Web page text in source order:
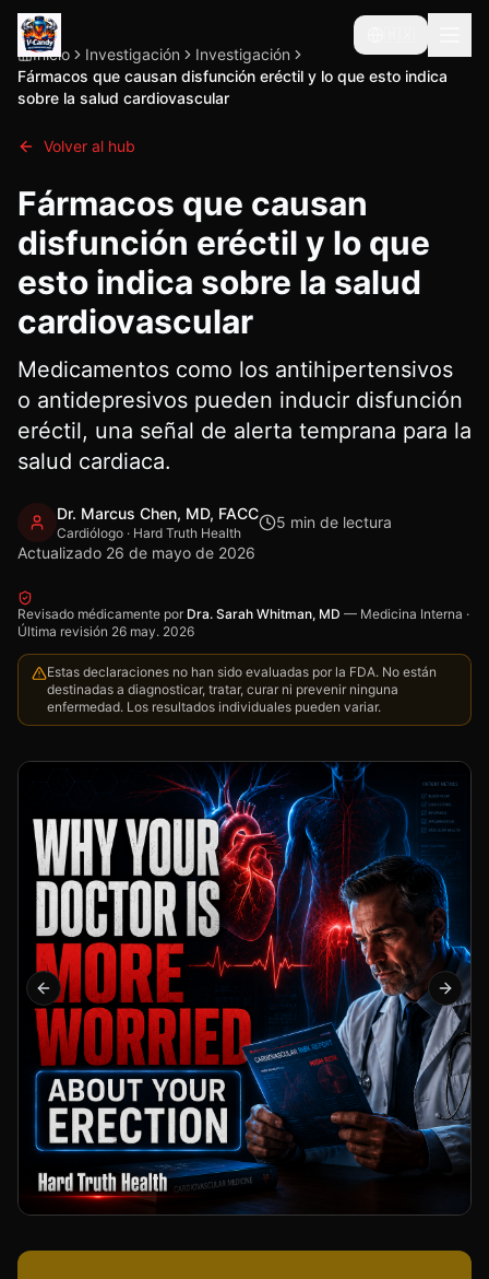
Inicio
Investigación
Investigación
Fármacos que causan disfunción eréctil y lo que esto indica
sobre la salud cardiovascular
Volver al hub
Fármacos que causan
disfunción eréctil y lo que
esto indica sobre la salud
cardiovascular
Medicamentos como los antihipertensivos
o antidepresivos pueden inducir disfunción
eréctil, una señal de alerta temprana para la
salud cardiaca.
Dr. Marcus Chen, MD, FACC
Cardiólogo · Hard Truth Health
5 min de lectura
Actualizado 26 de mayo de 2026
Revisado médicamente por Dra. Sarah Whitman, MD — Medicina Interna ·
Última revisión 26 may. 2026
Estas declaraciones no han sido evaluadas por la FDA. No están
destinadas a diagnosticar, tratar, curar ni prevenir ninguna
enfermedad. Los resultados individuales pueden variar.
Previous slide Next